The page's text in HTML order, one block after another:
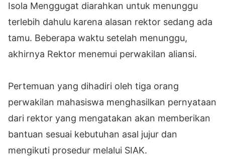
Isola Menggugat diarahkan untuk menunggu
terlebih dahulu karena alasan rektor sedang ada
tamu. Beberapa waktu setelah menunggu,
akhirnya Rektor menemui perwakilan aliansi.
Pertemuan yang dihadiri oleh tiga orang
perwakilan mahasiswa menghasilkan pernyataan
dari rektor yang mengatakan akan memberikan
bantuan sesuai kebutuhan asal jujur dan
mengikuti prosedur melalui SIAK.